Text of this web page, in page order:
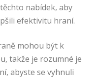
nabídek, aby
efektivitu hraní.
mohou být k
takže je rozumné je
abyste se vyhnuli